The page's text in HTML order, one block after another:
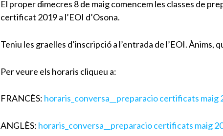
El proper dimecres 8 de maig comencem les classes de
certificat 2019 a l’EOI d’Osona.
Teniu les graelles d’inscripció a l’entrada de l’EOI. Ànims,
Per veure els horaris cliqueu a:
FRANCÈS: horaris_conversa__preparacio certificats maig
ANGLÈS: horaris_conversa__preparacio certificats maig